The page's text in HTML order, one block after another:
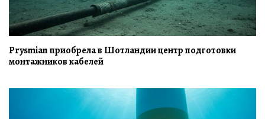
Prysmian приобрела в Шотландии центр подготовки
монтажников кабелей